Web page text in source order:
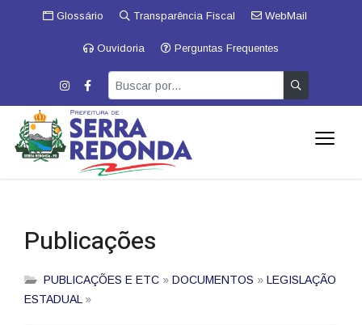
Glossário Transparência Fiscal WebMail
Ouvidoria Perguntas Frequentes
Publicações
PUBLICAÇÕES E ETC » DOCUMENTOS » LEGISLAÇÃO
ESTADUAL »